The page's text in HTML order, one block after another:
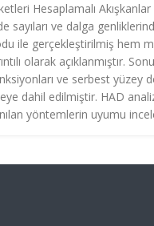
Hesaplamalı
ve dalga
ile gerçekleştirilmiş hem
olarak açıklanmıştır.
ve serbest yüzey
dahil edilmiştir. HAD
yöntemlerin uyumu